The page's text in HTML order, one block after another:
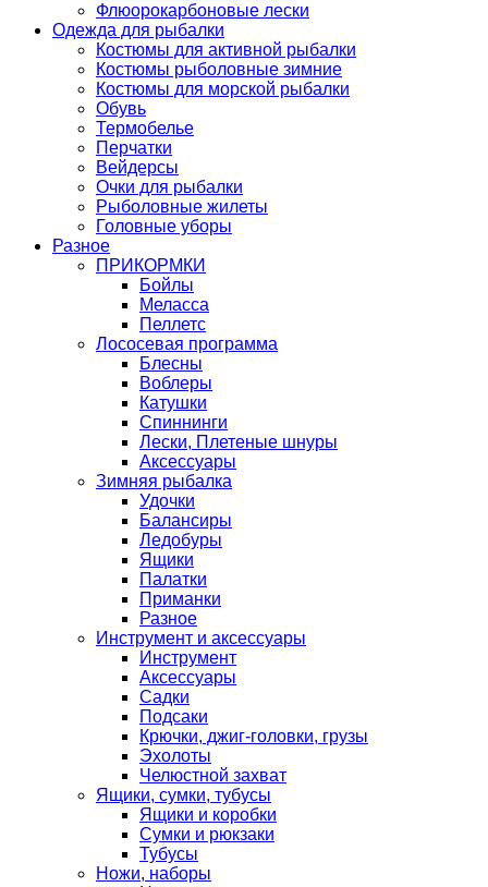
Флюорокарбоновые лески
Одежда для рыбалки
Костюмы для активной рыбалки
Костюмы рыболовные зимние
Костюмы для морской рыбалки
Обувь
Термобелье
Перчатки
Вейдерсы
Очки для рыбалки
Рыболовные жилеты
Головные уборы
Разное
ПРИКОРМКИ
Бойлы
Меласса
Пеллетс
Лососевая программа
Блесны
Воблеры
Катушки
Спиннинги
Лески, Плетеные шнуры
Аксессуары
Зимняя рыбалка
Удочки
Балансиры
Ледобуры
Ящики
Палатки
Приманки
Разное
Инструмент и аксессуары
Инструмент
Аксессуары
Садки
Подсаки
Крючки, джиг-головки, грузы
Эхолоты
Челюстной захват
Ящики, сумки, тубусы
Ящики и коробки
Сумки и рюкзаки
Тубусы
Ножи, наборы